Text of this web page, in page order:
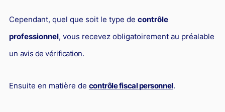
Cependant, quel que soit le type de contrôle
professionnel, vous recevez obligatoirement au préalable
un avis de vérification.
Ensuite en matière de contrôle fiscal personnel.